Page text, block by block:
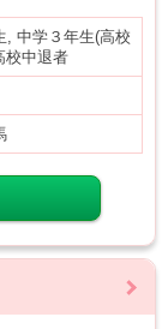
, 中学３年生(高校
校中退者